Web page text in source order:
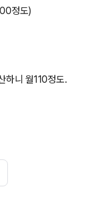
정도)
하니 월110정도.